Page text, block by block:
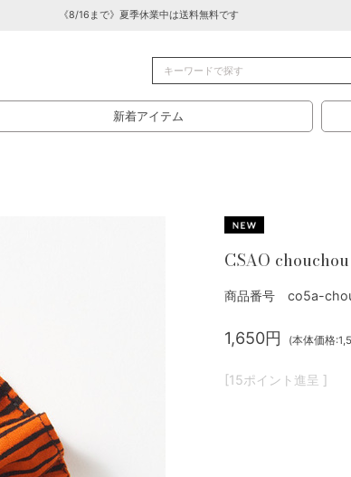
《8/16まで》夏季休業中は送料無料です
新着アイテム
CSAO chouchou
商品番号 co5a-
1,650円 (本体価格
[15ポイント進呈 ]